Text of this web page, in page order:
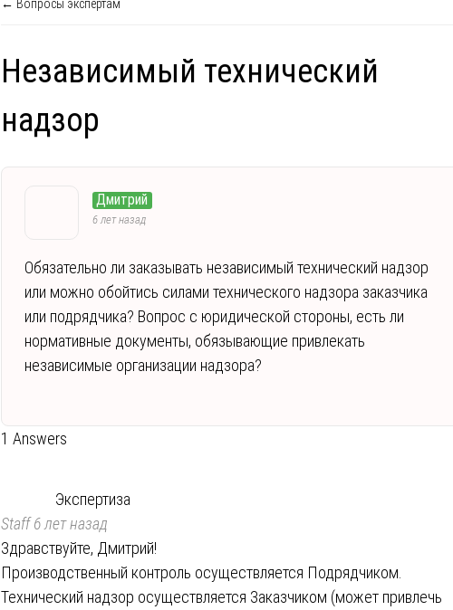
← Вопросы экспертам
Независимый технический
надзор
Дмитрий
6 лет назад
Обязательно ли заказывать независимый технический надзор
или можно обойтись силами технического надзора заказчика
или подрядчика? Вопрос с юридической стороны, есть ли
нормативные документы, обязывающие привлекать
независимые организации надзора?
1 Answers
Экспертиза
Staff6 лет назад
Здравствуйте, Дмитрий!
Производственный контроль осуществляется Подрядчиком.
Технический надзор осуществляется Заказчиком (может привлечь